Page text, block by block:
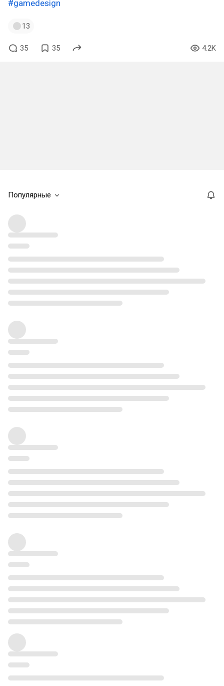
#gamedesign
13
35 35 4.2K
Популярные